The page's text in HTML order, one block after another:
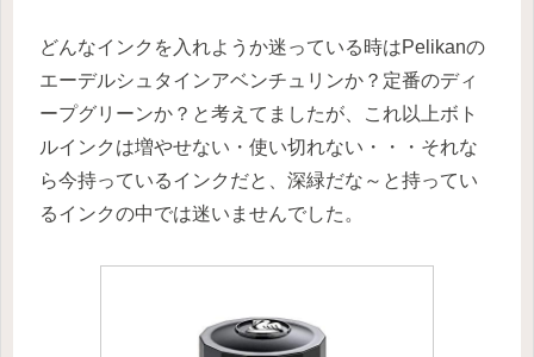
どんなインクを入れようか迷っている時はPelikanの
エーデルシュタインアベンチュリンか？定番のディ
ープグリーンか？と考えてましたが、これ以上ボト
ルインクは増やせない・使い切れない・・・それな
ら今持っているインクだと、深緑だな～と持ってい
るインクの中では迷いませんでした。